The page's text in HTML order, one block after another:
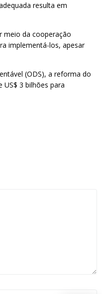
resulta em
meio da cooperação
implementá-los, apesar
(ODS), a reforma do
3 bilhões para